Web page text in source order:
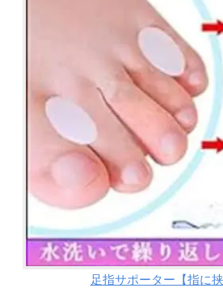
足指サポーター【指に挟